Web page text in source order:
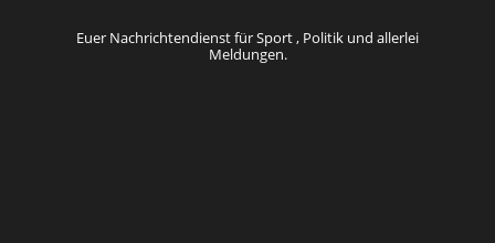
Euer Nachrichtendienst für Sport , Politik und allerlei
Meldungen.